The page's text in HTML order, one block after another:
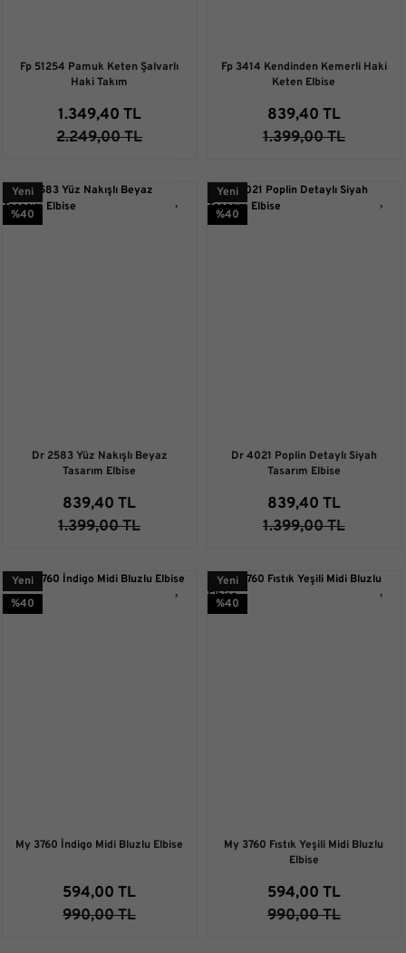
Fp 51254 Pamuk Keten Şalvarlı
Haki Takım
1.349,40 TL
2.249,00 TL
Fp 3414 Kendinden Kemerli Haki
Keten Elbise
839,40 TL
1.399,00 TL
Yeni
%40
Dr 2583 Yüz Nakışlı Beyaz
Tasarım Elbise
839,40 TL
1.399,00 TL
Yeni
%40
Dr 4021 Poplin Detaylı Siyah
Tasarım Elbise
839,40 TL
1.399,00 TL
Yeni
%40
My 3760 İndigo Midi Bluzlu Elbise
594,00 TL
990,00 TL
Yeni
%40
My 3760 Fıstık Yeşili Midi Bluzlu
Elbise
594,00 TL
990,00 TL